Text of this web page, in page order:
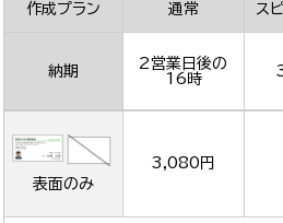
作成プラン 通常 ス
納期
2営業日後の
16時
表面のみ
3,080円